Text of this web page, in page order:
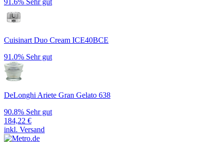
Cuisinart Duo Cream ICE40BCE
91.0% Sehr gut
DeLonghi Ariete Gran Gelato 638
90.8% Sehr gut
184,22 €
inkl. Versand